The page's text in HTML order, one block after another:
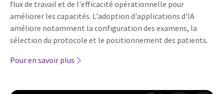
flux de travail et de l'efficacité opérationnelle pour
améliorer les capacités. L'adoption d'applications d'IA
améliore notamment la configuration des examens, la
sélection du protocole et le positionnement des patients.
Pour en savoir plus